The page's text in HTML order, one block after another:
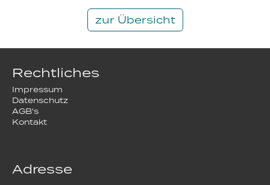
zur Übersicht
Rechtliches
Impressum
Datenschutz
AGB's
Kontakt
Adresse